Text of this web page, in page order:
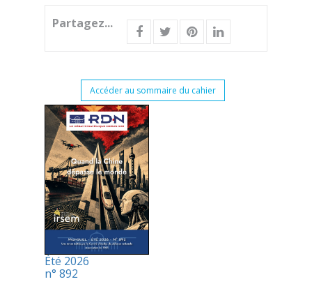
Partagez...
Accéder au sommaire du cahier
Été 2026
n° 892